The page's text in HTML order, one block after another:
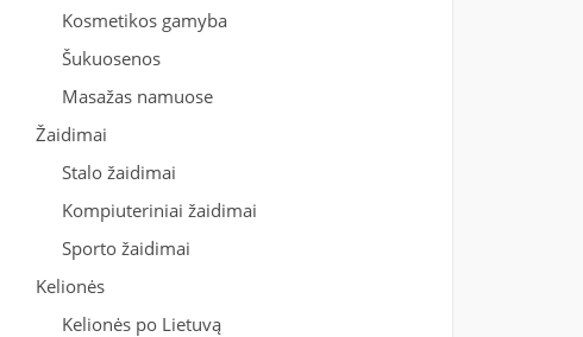
Kosmetikos gamyba
Šukuosenos
Masažas namuose
Žaidimai
Stalo žaidimai
Kompiuteriniai žaidimai
Sporto žaidimai
Kelionės
Kelionės po Lietuvą